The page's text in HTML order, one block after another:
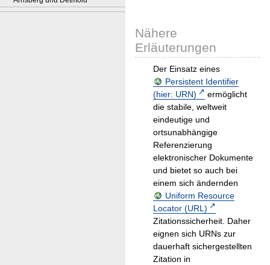
Nähere
Erläuterungen
Der Einsatz eines
Persistent Identifier
(hier: URN)
ermöglicht
die stabile, weltweit
eindeutige und
ortsunabhängige
Referenzierung
elektronischer Dokumente
und bietet so auch bei
einem sich ändernden
Uniform Resource
Locator (URL)
Zitationssicherheit. Daher
eignen sich URNs zur
dauerhaft sichergestellten
Zitation in